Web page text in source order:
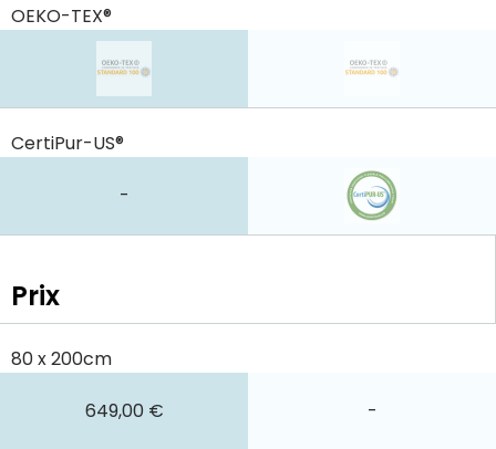
OEKO-TEX®
-
CertiPur-US®
Prix
80 x 200cm
649,00 € -